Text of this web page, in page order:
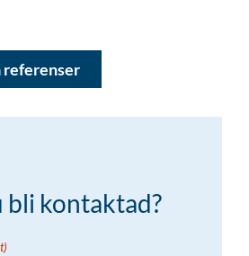
bli kontaktad?